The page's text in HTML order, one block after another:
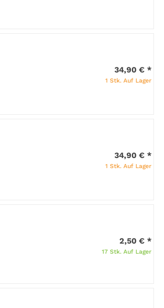
34,90 € *
1 Stk. Auf Lager
34,90 € *
1 Stk. Auf Lager
2,50 € *
17 Stk. Auf Lager